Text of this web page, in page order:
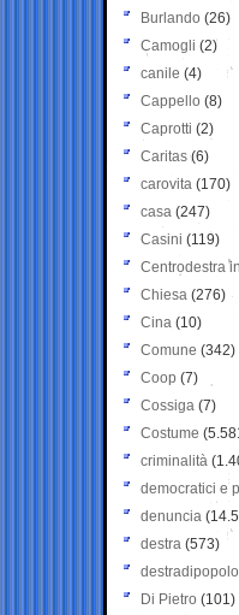
Burlando (26)
Camogli (2)
canile (4)
Cappello (8)
Caprotti (2)
Caritas (6)
carovita (170)
casa (247)
Casini (119)
Centrodestra
Chiesa (276)
Cina (10)
Comune (342)
Coop (7)
Cossiga (7)
Costume
criminalità
democratici e
denuncia
destra (573)
destradipopolo
Di Pietro (101)